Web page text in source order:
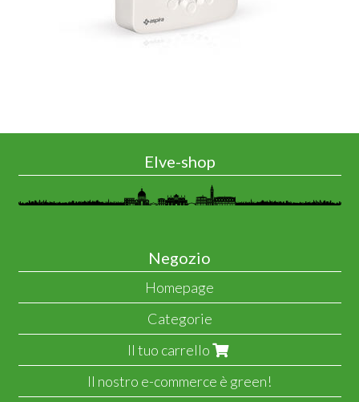
Elve-shop
Negozio
Homepage
Categorie
Il tuo carrello
Il nostro e-commerce è green!